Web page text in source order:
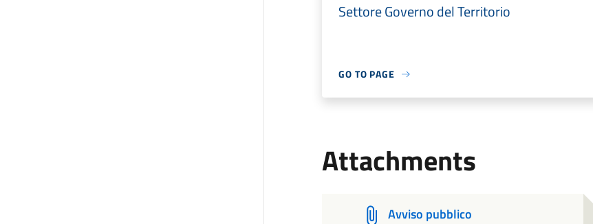
Settore Governo del Territorio
GO TO PAGE
Attachments
Avviso pubblico